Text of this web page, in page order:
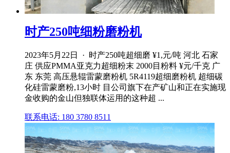
时产250吨细粉磨粉机
2023年5月22日 · 时产250吨超细磨 ¥1,元/吨 河北 石家
庄 供应PMMA亚克力超细粉末 2000目粉料 ¥元/千克 广
东 东莞 高压悬辊雷蒙磨粉机 5R4119超细磨粉机 超细碳
化硅雷蒙磨粉,13小时 目公司旗下在产矿山和正在实施现
金收购的金山但独联体运用的这种超 ...
联系电话: 180 3780 8511